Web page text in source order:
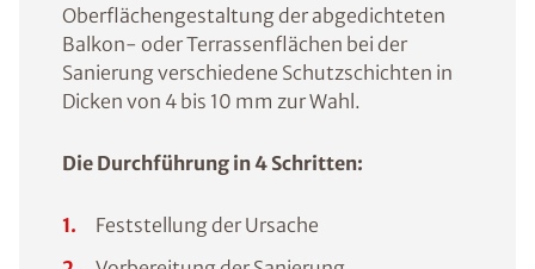
Oberflächengestaltung der abgedichteten
Balkon- oder Terrassenflächen bei der
Sanierung verschiedene Schutzschichten in
Dicken von 4 bis 10 mm zur Wahl.
Die Durchführung in 4 Schritten:
Feststellung der Ursache